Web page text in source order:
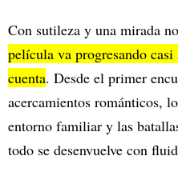
Con sutileza y una mirada
película va progresando
cuenta. Desde el primer
acercamientos románticos,
entorno familiar y las
todo se desenvuelve con